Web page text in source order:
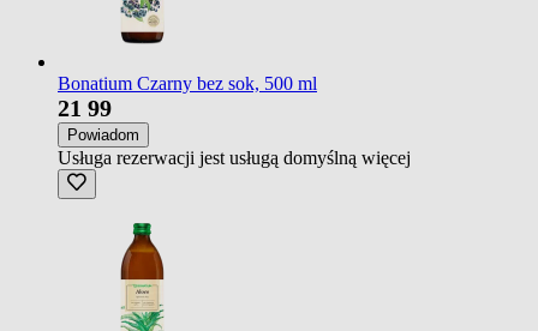
Bonatium Czarny bez sok, 500 ml
21 99
Powiadom
Usługa rezerwacji jest usługą domyślną więcej